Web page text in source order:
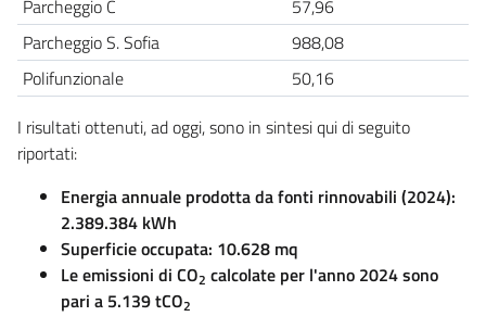
Parcheggio C
57,96
Parcheggio S. Sofia
988,08
Polifunzionale
50,16
I risultati ottenuti, ad oggi, sono in sintesi qui di seguito
riportati:
Energia annuale prodotta da fonti rinnovabili (2024):
2.389.384 kWh
Superficie occupata: 10.628 mq
Le emissioni di CO2 calcolate per l'anno 2024 sono
pari a 5.139 tCO2